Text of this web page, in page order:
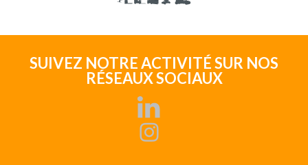
SUIVEZ NOTRE ACTIVITÉ SUR NOS
RÉSEAUX SOCIAUX